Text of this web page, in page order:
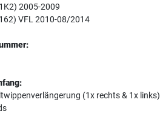
2005-2009
VFL 2010-08/2014
(1x rechts & 1x links)